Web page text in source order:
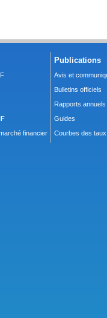
financier
Publications
Avis et
Bulletins officiels
Rapports annuels
Guides
Courbes des taux